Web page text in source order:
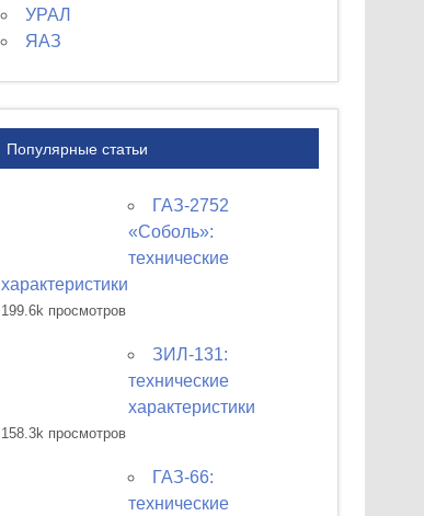
УРАЛ
ЯАЗ
Популярные статьи
ГАЗ-2752
«Соболь»:
технические
характеристики
199.6k просмотров
ЗИЛ-131:
технические
характеристики
158.3k просмотров
ГАЗ-66:
технические